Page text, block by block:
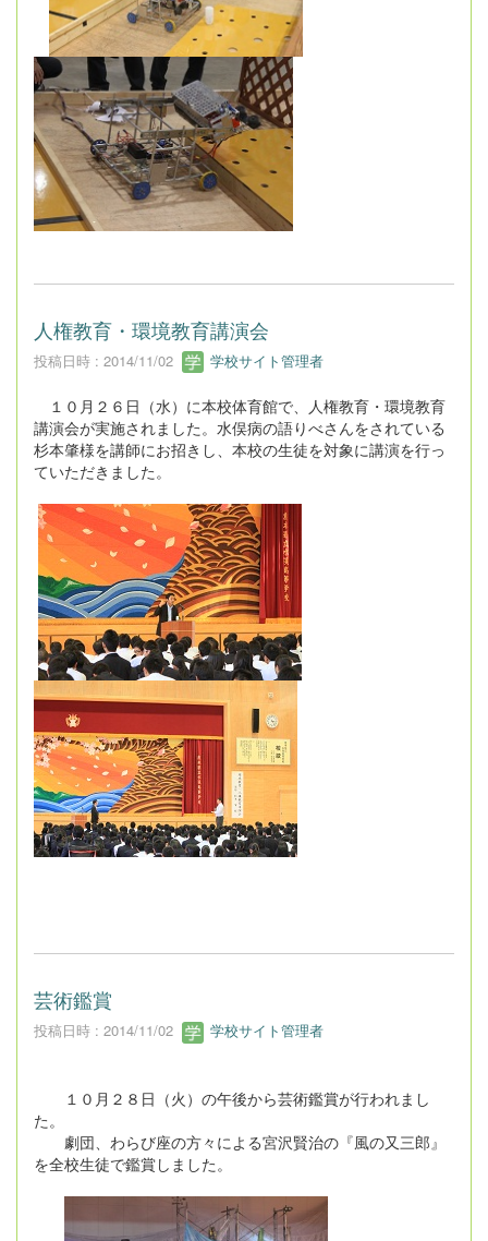
人権教育・環境教育講演会
投稿日時 : 2014/11/02 学校サイト管理者
１０月２６日（水）に本校体育館で、人権教育・環境教育
講演会が実施されました。水俣病の語りべさんをされている
杉本肇様を講師にお招きし、本校の生徒を対象に講演を行っ
ていただきました。
芸術鑑賞
投稿日時 : 2014/11/02 学校サイト管理者
１０月２８日（火）の午後から芸術鑑賞が行われまし
た。
劇団、わらび座の方々による宮沢賢治の『風の又三郎』
を全校生徒で鑑賞しました。